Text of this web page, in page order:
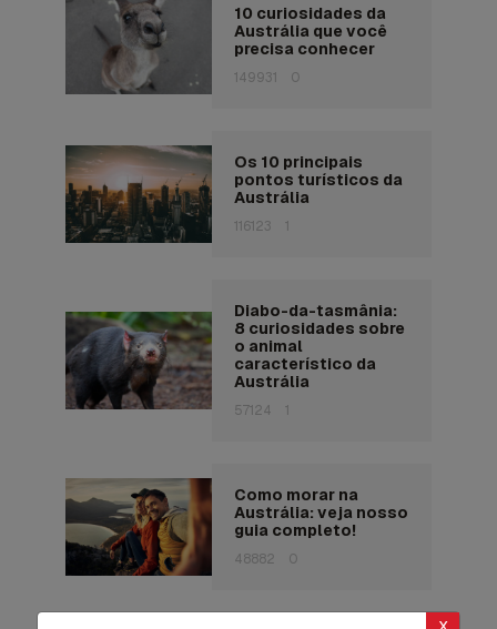
10 curiosidades da
Austrália que você
precisa conhecer
149931 0
Os 10 principais
pontos turísticos da
Austrália
116123 1
Diabo-da-tasmânia:
8 curiosidades sobre
o animal
característico da
Austrália
57124 1
Como morar na
Austrália: veja nosso
guia completo!
48882 0